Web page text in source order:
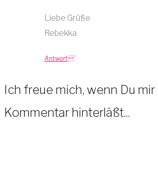
Liebe Grüße
Rebekka
Antwort
Ich freue mich, wenn Du mir
Kommentar hinterläßt...